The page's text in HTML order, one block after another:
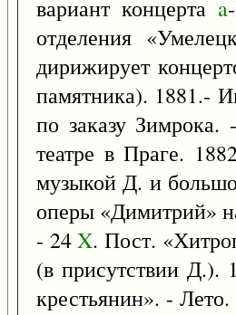
вариант концерта a-
отделения
дирижирует
памятника). 1881.-
по заказу Зимрока.
театре в Праге.
музыкой Д. и
оперы «Димитрий»
- 24X. Пост.
(в присутствии Д.).
крестьянин». -